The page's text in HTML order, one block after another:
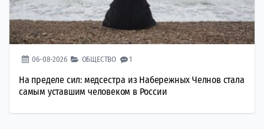
06-08-2026 ОБЩЕСТВО 1
На пределе сил: медсестра из Набережных Челнов стала
самым уставшим человеком в России